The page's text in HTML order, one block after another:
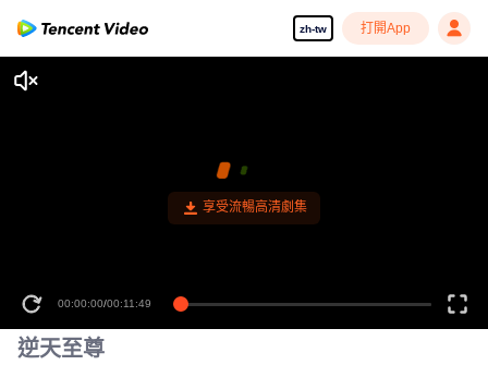
zh-tw 打開App
00:00:00/00:11:49
逆天至尊